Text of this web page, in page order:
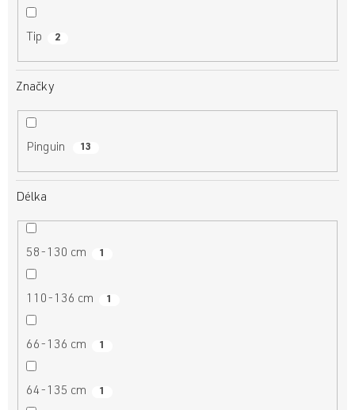
Tip 2
Značky
Pinguin 13
Délka
58-130 cm 1
110-136 cm 1
66-136 cm 1
64-135 cm 1